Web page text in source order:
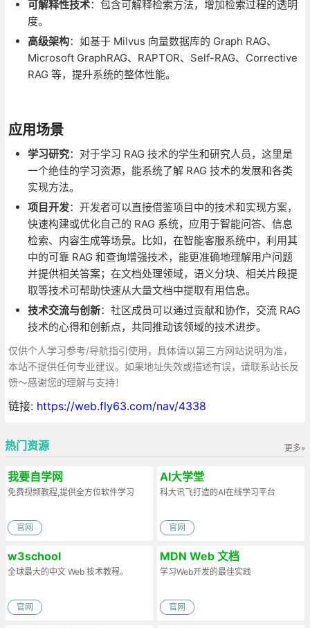
可解释性技术：包含可解释检索方法，增加检索过程的透明
度。
高级架构：如基于 Milvus 向量数据库的 Graph RAG、
Microsoft GraphRAG、RAPTOR、Self-RAG、Corrective
RAG 等，提升系统的整体性能。
应用场景
学习研究：对于学习 RAG 技术的学生和研究人员，这里是
一个绝佳的学习资源，能系统了解 RAG 技术的发展和各类
实现方法。
项目开发：开发者可以直接借鉴项目中的技术和实现方案，
快速构建或优化自己的 RAG 系统，应用于智能问答、信息
检索、内容生成等场景。比如，在智能客服系统中，利用其
中的可靠 RAG 和查询增强技术，能更准确地理解用户问题
并提供相关答案；在文档处理领域，语义分块、相关片段提
取等技术可帮助快速从大量文档中提取有用信息。
技术交流与创新：社区成员可以通过贡献和协作，交流 RAG
技术的心得和创新点，共同推动该领域的技术进步。
仅供个人学习参考/导航指引使用，具体请以第三方网站说明为准，
本站不提供任何专业建议。如果地址失效或描述有误，请联系站长反
馈～感谢您的理解与支持！
链接: https://web.fly63.com/nav/4338
更多»
热门资源
我要自学网
免费视频教程,提供全方位软件学习
官网
AI大学堂
科大讯飞打造的AI在线学习平台
官网
w3school
全球最大的中文 Web 技术教程。
官网
MDN Web 文档
学习Web开发的最佳实践
官网